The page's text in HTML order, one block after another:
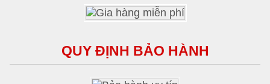
QUY ĐỊNH BẢO HÀNH